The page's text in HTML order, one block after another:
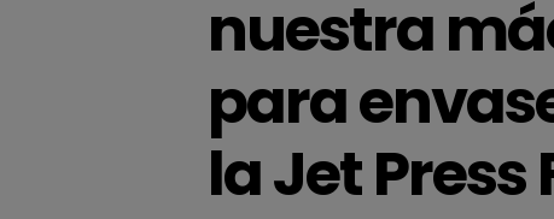
nuestra
para
la Jet Press